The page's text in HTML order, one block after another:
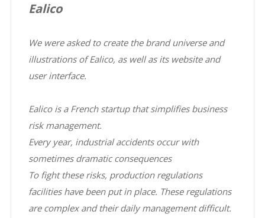
Ealico
We were asked to create the brand universe and
illustrations of Ealico, as well as its website and
user interface.
Ealico is a French startup that simplifies business
risk management.
Every year, industrial accidents occur with
sometimes dramatic consequences
To fight these risks, production regulations
facilities have been put in place. These regulations
are complex and their daily management difficult.